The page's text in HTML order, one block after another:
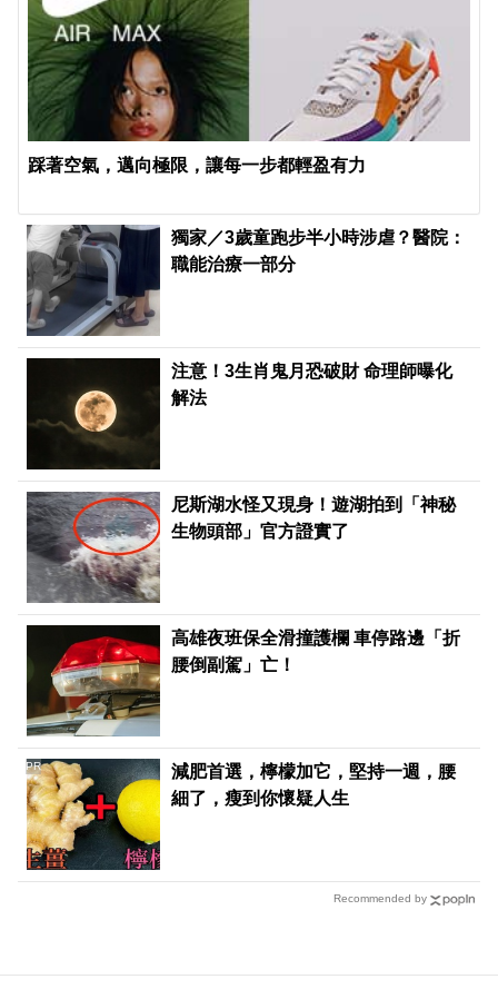
踩著空氣，邁向極限，讓每一步都輕盈有力
獨家／3歲童跑步半小時涉虐？醫院：
職能治療一部分
注意！3生肖鬼月恐破財 命理師曝化
解法
尼斯湖水怪又現身！遊湖拍到「神秘
生物頭部」官方證實了
高雄夜班保全滑撞護欄 車停路邊「折
腰倒副駕」亡！
減肥首選，檸檬加它，堅持一週，腰
細了，瘦到你懷疑人生
PR
Recommended by